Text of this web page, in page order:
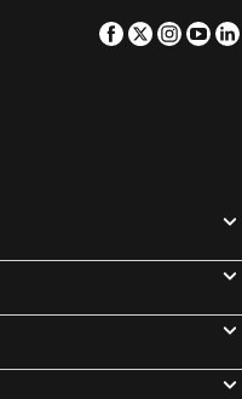
Facebook
Twitter